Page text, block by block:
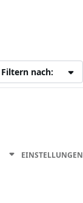
Filtern nach:
EINSTELLUNGEN